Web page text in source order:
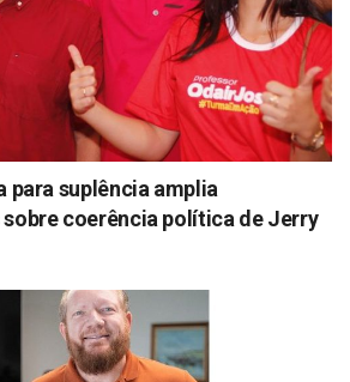
para suplência amplia
coerência política de Jerry